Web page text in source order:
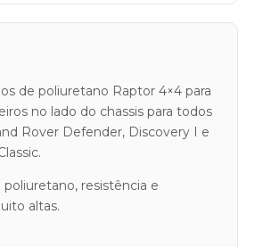
de poliuretano Raptor 4×4 para
no lado do chassis para todos
Rover Defender, Discovery I e
poliuretano, resistência e
altas.